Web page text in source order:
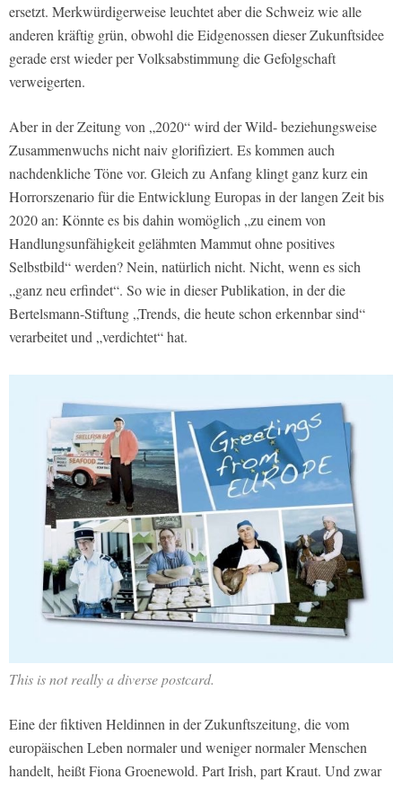
ersetzt. Merkwürdigerweise leuchtet aber die Schweiz wie alle
anderen kräftig grün, obwohl die Eidgenossen dieser Zukunftsidee
gerade erst wieder per Volksabstimmung die Gefolgschaft
verweigerten.
Aber in der Zeitung von „2020“ wird der Wild- beziehungsweise
Zusammenwuchs nicht naiv glorifiziert. Es kommen auch
nachdenkliche Töne vor. Gleich zu Anfang klingt ganz kurz ein
Horrorszenario für die Entwicklung Europas in der langen Zeit bis
2020 an: Könnte es bis dahin womöglich „zu einem von
Handlungsunfähigkeit gelähmten Mammut ohne positives
Selbstbild“ werden? Nein, natürlich nicht. Nicht, wenn es sich
„ganz neu erfindet“. So wie in dieser Publikation, in der die
Bertelsmann-Stiftung „Trends, die heute schon erkennbar sind“
verarbeitet und „verdichtet“ hat.
This is not really a diverse postcard.
Eine der fiktiven Heldinnen in der Zukunftszeitung, die vom
europäischen Leben normaler und weniger normaler Menschen
handelt, heißt Fiona Groenewold. Part Irish, part Kraut. Und zwar